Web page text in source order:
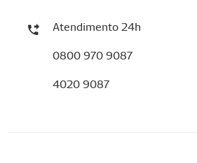
Atendimento 24h
0800 970 9087
4020 9087